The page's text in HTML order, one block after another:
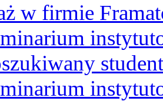
w firmie